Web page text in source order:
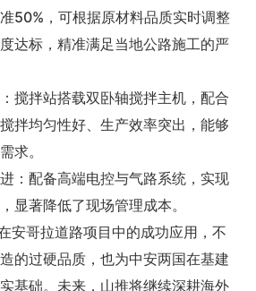
50%，可根据原材料品质实时调整
达标，精准满足当地公路施工的严
搅拌站搭载双卧轴搅拌主机，配合
拌均匀性好、生产效率突出，能够
求。
：配备高端电控与气路系统，实现
显著降低了现场管理成本。
安哥拉道路项目中的成功应用，不
的过硬品质，也为中安两国在基建
基础。未来，山推将继续深耕海外